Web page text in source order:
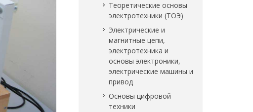
Теоретические основы
электротехники (ТОЭ)
Электрические и
магнитные цепи,
электротехника и
основы электроники,
электрические машины и
привод
Основы цифровой
техники